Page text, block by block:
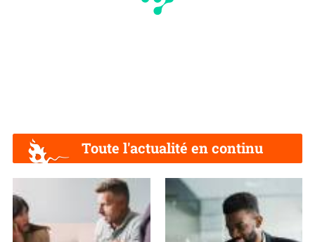
Toute l'actualité en continu